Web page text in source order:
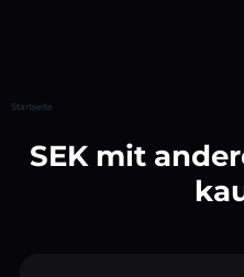
Startseite
SEK mit